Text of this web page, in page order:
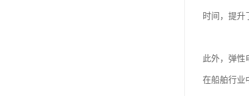
时间，提升
此外，弹性
在船舶行业